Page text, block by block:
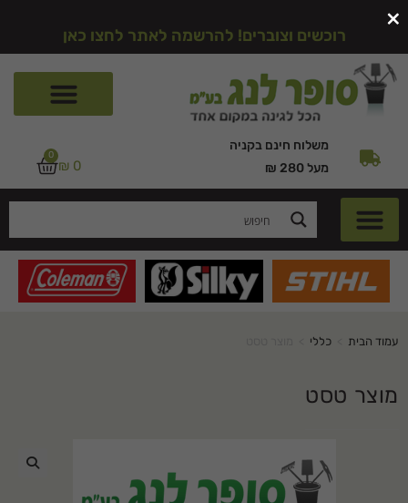
רוכשים וצוברים! להרשמה לאתר לחצו כאן
משלוח חינם בקניה
מעל 280 ₪
₪ 0
0
עמוד הבית כללי
מוצר טסט
×